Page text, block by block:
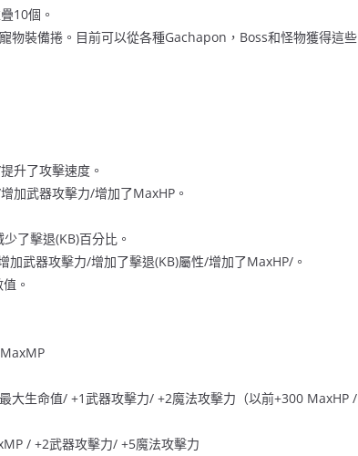
10個。
裝備捲。目前可以從各種Gachapon，Boss和怪物獲得這些
升了攻擊速度。
加武器攻擊力/增加了MaxHP。
了擊退(KB)百分比。
武器攻擊力/增加了擊退(KB)屬性/增加了MaxHP/。
。
生命值/ +1武器攻擊力/ +2魔法攻擊力（以前+300 MaxHP /
/ +2武器攻擊力/ +5魔法攻擊力